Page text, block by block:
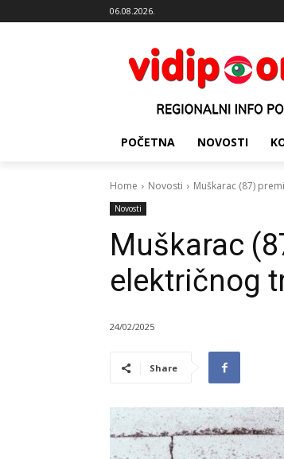
06.08.2026.
POČETNA NOVOSTI
Home Novosti Muškarac (87)
Novosti
Muškarac
električnog
24/02/2025
Share